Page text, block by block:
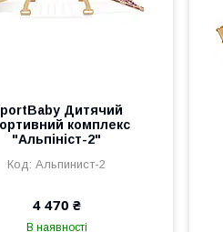
Дитячий
комплекс
"Альпініст-2"
Альпинист-2
4 470 ₴
В наявності